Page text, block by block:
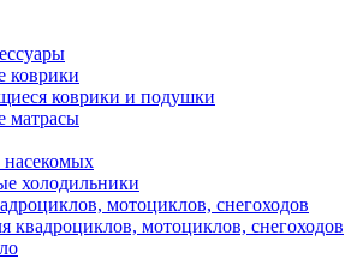
коврики
коврики и подушки
матрасы
насекомых
холодильники
мотоциклов, снегоходов
квадроциклов, мотоциклов, снегоходов